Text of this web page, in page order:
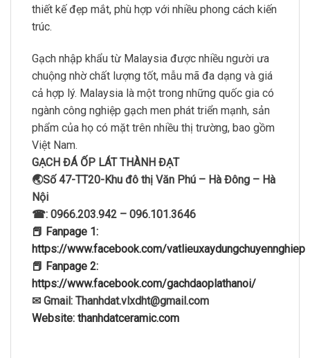
thiết kế đẹp mắt, phù hợp với nhiều phong cách kiến
trúc.
Gạch nhập khẩu từ Malaysia được nhiều người ưa
chuộng nhờ chất lượng tốt, mẫu mã đa dạng và giá
cả hợp lý. Malaysia là một trong những quốc gia có
ngành công nghiệp gạch men phát triển mạnh, sản
phẩm của họ có mặt trên nhiều thị trường, bao gồm
Việt Nam.
GẠCH ĐÁ ỐP LÁT THÀNH ĐẠT
🌏Số 47-TT20-Khu đô thị Văn Phú – Hà Đông – Hà
Nội
☎: 0966.203.942 – 096.101.3646
📕 Fanpage 1:
https://www.facebook.com/vatlieuxaydungchuyennghiep
📕 Fanpage 2:
https://www.facebook.com/gachdaoplathanoi/
✉ Gmail: Thanhdat.vlxdht@gmail.com
Website: thanhdatceramic.com